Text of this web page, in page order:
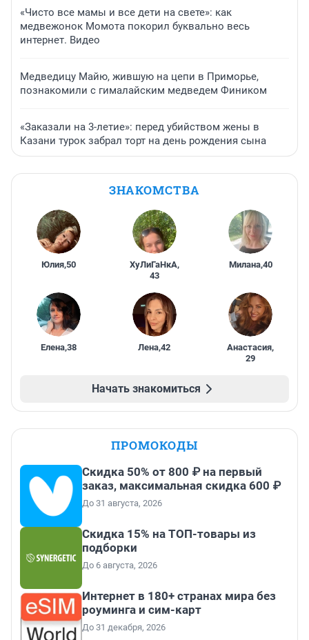
«Чисто все мамы и все дети на свете»: как
медвежонок Момота покорил буквально весь
интернет. Видео
Медведицу Майю, жившую на цепи в Приморье,
познакомили с гималайским медведем Фиником
«Заказали на 3-летие»: перед убийством жены в
Казани турок забрал торт на день рождения сына
ЗНАКОМСТВА
Юлия,50 ХуЛиГаНкА,
43
Милана,40
Елена,38 Лена,42 Анастасия,
29
Начать знакомиться
ПРОМОКОДЫ
Скидка 50% от 800 ₽ на первый
заказ, максимальная скидка 600 ₽
До 31 августа, 2026
Скидка 15% на ТОП-товары из
подборки
До 6 августа, 2026
Интернет в 180+ странах мира без
роуминга и сим-карт
До 31 декабря, 2026